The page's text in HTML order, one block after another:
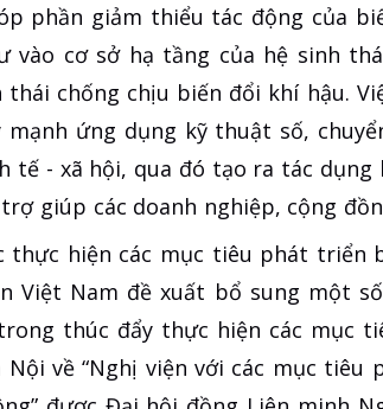
phần giảm thiểu tác động của
vào cơ sở hạ tầng của hệ sinh
chống chịu biến đổi khí hậu.
mạnh ứng dụng kỹ thuật số,
tế - xã hội, qua đó tạo ra tác
giúp các doanh nghiệp, cộng
thực hiện các mục tiêu phát triển
Việt Nam đề xuất bổ sung một
thúc đẩy thực hiện các mục
Nội về “Nghị viện với các mục